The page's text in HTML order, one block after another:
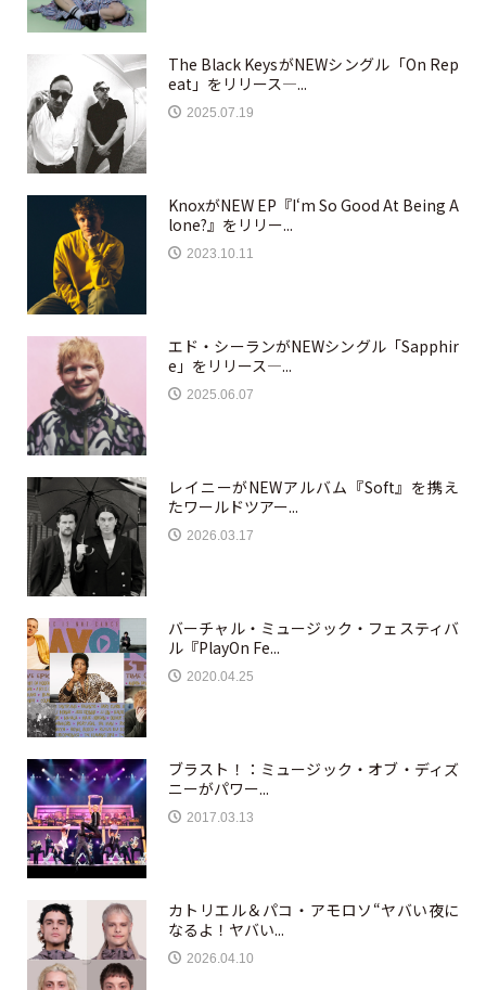
The Black KeysがNEWシングル「On Rep
eat」をリリース—...
2025.07.19
KnoxがNEW EP『I‘m So Good At Being A
lone?』をリリー...
2023.10.11
エド・シーランがNEWシングル「Sapphir
e」をリリース—...
2025.06.07
レイニーがNEWアルバム『Soft』を携え
たワールドツアー...
2026.03.17
バーチャル・ミュージック・フェスティバ
ル『PlayOn Fe...
2020.04.25
ブラスト！：ミュージック・オブ・ディズ
ニーがパワー...
2017.03.13
カトリエル＆パコ・アモロソ“ヤバい夜に
なるよ！ヤバい...
2026.04.10